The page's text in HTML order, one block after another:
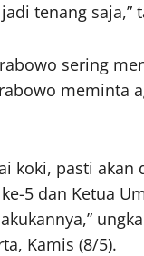
tenang saja,”
sering
meminta
koki, pasti
5 dan Ketua
Kamis (8/5).